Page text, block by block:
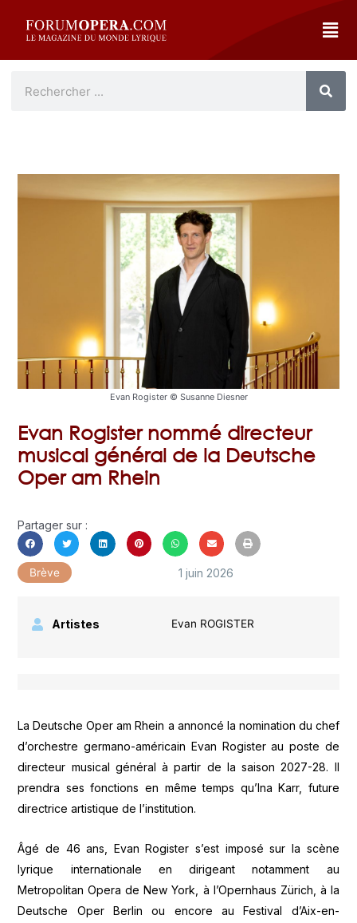
Evan Rogister © Susanne Diesner
Evan Rogister nommé directeur
musical général de la Deutsche
Oper am Rhein
Partager sur :
Brève 1 juin 2026
Artistes Evan ROGISTER
La Deutsche Oper am Rhein a annoncé la nomination du chef
d’orchestre germano-américain Evan Rogister au poste de
directeur musical général à partir de la saison 2027-28. Il
prendra ses fonctions en même temps qu’Ina Karr, future
directrice artistique de l’institution.
Âgé de 46 ans, Evan Rogister s’est imposé sur la scène
lyrique internationale en dirigeant notamment au
Metropolitan Opera de New York, à l’Opernhaus Zürich, à la
Deutsche Oper Berlin ou encore au Festival d’Aix-en-